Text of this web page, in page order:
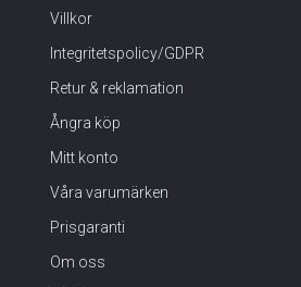
Villkor
Integritetspolicy/GDPR
Retur & reklamation
Ångra köp
Mitt konto
Våra varumärken
Prisgaranti
Om oss